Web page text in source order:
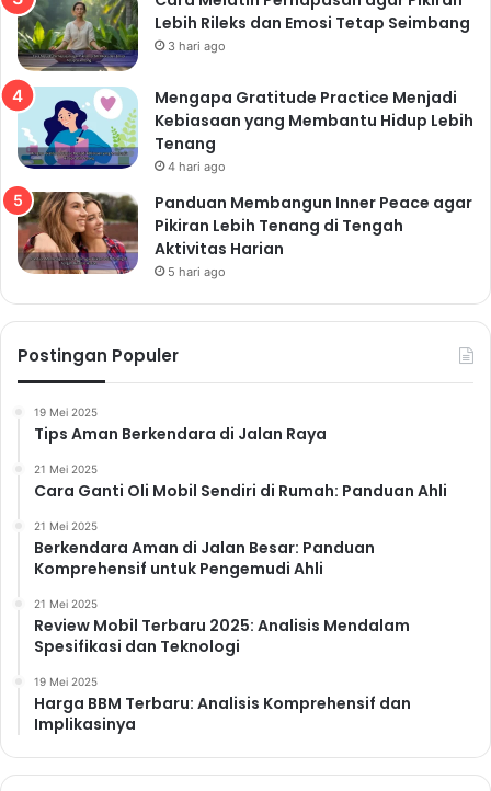
Lebih Rileks dan Emosi Tetap Seimbang
3 hari ago
Mengapa Gratitude Practice Menjadi
Kebiasaan yang Membantu Hidup Lebih
Tenang
4 hari ago
Panduan Membangun Inner Peace agar
Pikiran Lebih Tenang di Tengah
Aktivitas Harian
5 hari ago
Postingan Populer
19 Mei 2025
Tips Aman Berkendara di Jalan Raya
21 Mei 2025
Cara Ganti Oli Mobil Sendiri di Rumah: Panduan Ahli
21 Mei 2025
Berkendara Aman di Jalan Besar: Panduan
Komprehensif untuk Pengemudi Ahli
21 Mei 2025
Review Mobil Terbaru 2025: Analisis Mendalam
Spesifikasi dan Teknologi
19 Mei 2025
Harga BBM Terbaru: Analisis Komprehensif dan
Implikasinya